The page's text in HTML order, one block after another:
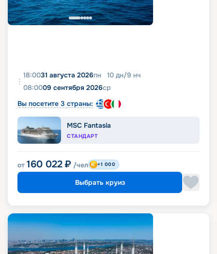
18:0031 августа 2026пн 10 дн/9 нч
08:0009 сентября 2026ср
Вы посетите 3 страны:
MSC Fantasia
СТАНДАРТ
от 160 022 ₽ /чел +1 000
Выбрать круиз